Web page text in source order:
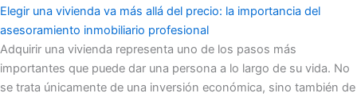
Elegir una vivienda va más allá del precio: la importancia del
asesoramiento inmobiliario profesional
Adquirir una vivienda representa uno de los pasos más
importantes que puede dar una persona a lo largo de su vida. No
se trata únicamente de una inversión económica, sino también de